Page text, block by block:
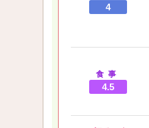
4
食事
4.5